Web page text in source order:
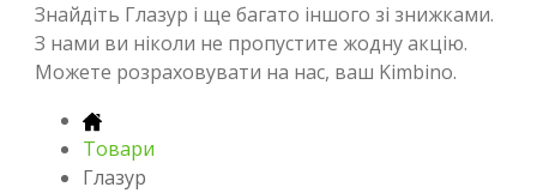
Знайдіть Глазур і ще багато іншого зі знижками.
З нами ви ніколи не пропустите жодну акцію.
Можете розраховувати на нас, ваш Kimbino.
Товари
Глазур